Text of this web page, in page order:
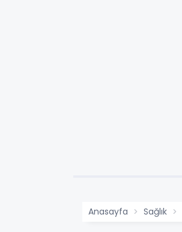
Anasayfa Sağlık